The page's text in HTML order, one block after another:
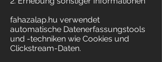
fahazalap.hu verwendet
automatische Datenerfassungstools
und -techniken wie Cookies und
Clickstream-Daten.